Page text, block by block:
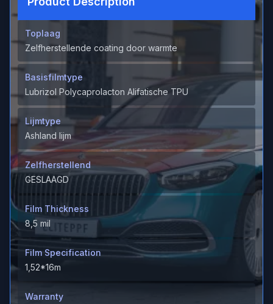
Toplaag
Zelfherstellende coating door warmte
Basisfilmtype
Lubrizol Polycaprolacton Alifatische TPU
Lijmtype
Ashland lijm
Zelfherstellend
GESLAAGD
Film Thickness
8,5 mil
Film Specification
1,52*16m
Warranty